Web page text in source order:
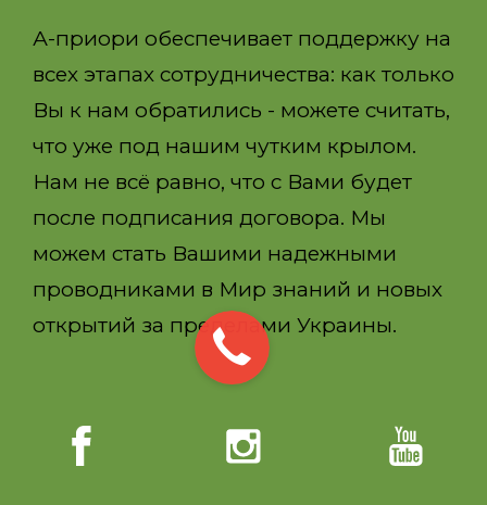
А-приори обеспечивает поддержку на
всех этапах сотрудничества: как только
Вы к нам обратились - можете считать,
что уже под нашим чутким крылом.
Нам не всё равно, что с Вами будет
после подписания договора. Мы
можем стать Вашими надежными
проводниками в Мир знаний и новых
открытий за пределами Украины.